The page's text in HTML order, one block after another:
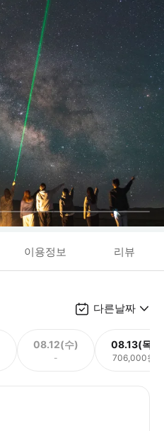
이용정보 리뷰
다른날짜
08.12(수)
-
08.13(목)
706,000원